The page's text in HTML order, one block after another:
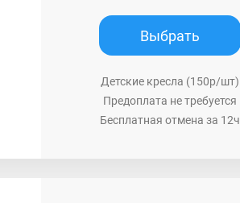
Выбрать
Детские кресла (150р/шт)
Предоплата не требуется
Бесплатная отмена за 12ч